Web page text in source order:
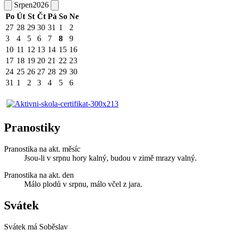
Srpen2026
Po Út St Čt Pá So Ne
27 28 29 30 31 1
2
3
4 5 6 7 8
9
10 11 12 13 14 15 16
17 18 19 20 21 22 23
24 25 26 27 28 29 30
31 1 2 3 4 5 6
Pranostiky
Pranostika na akt. měsíc
Jsou-li v srpnu hory kalný, budou v zimě mrazy valný.
Pranostika na akt. den
Málo plodů v srpnu, málo včel z jara.
Svátek
Svátek má Soběslav